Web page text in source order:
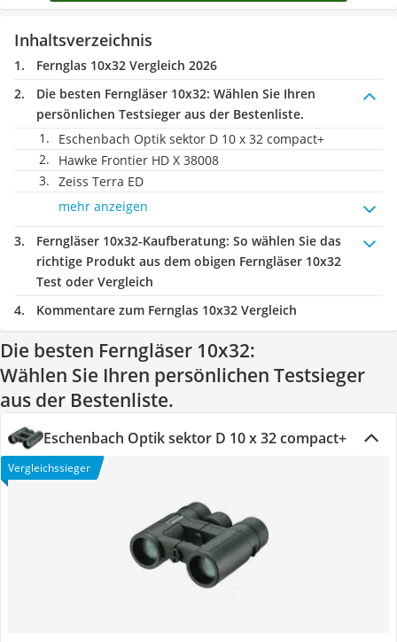
Inhaltsverzeichnis
Fernglas 10x32 Vergleich 2026
Die besten Ferngläser 10x32: Wählen Sie Ihren
persönlichen Testsieger aus der Bestenliste.
Eschenbach Optik sektor D 10 x 32 compact+
Hawke Frontier HD X 38008
Zeiss Terra ED
mehr anzeigen
Ferngläser 10x32-Kaufberatung: So wählen Sie das
richtige Produkt aus dem obigen Ferngläser 10x32
Test oder Vergleich
Kommentare zum Fernglas 10x32 Vergleich
Die besten Ferngläser 10x32:
Wählen Sie Ihren persönlichen Testsieger
aus der Bestenliste.
Eschenbach Optik sektor D 10 x 32 compact+
Vergleichssieger